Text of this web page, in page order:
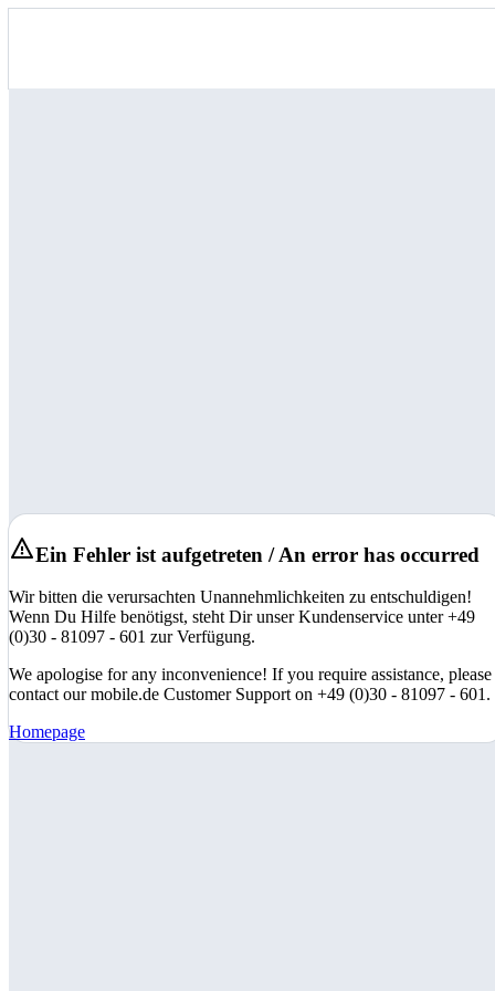
Ein Fehler ist aufgetreten / An error has occurred
Wir bitten die verursachten Unannehmlichkeiten zu entschuldigen!
Wenn Du Hilfe benötigst, steht Dir unser Kundenservice unter +49
(0)30 - 81097 - 601 zur Verfügung.
We apologise for any inconvenience! If you require assistance, please
contact our mobile.de Customer Support on +49 (0)30 - 81097 - 601.
Homepage